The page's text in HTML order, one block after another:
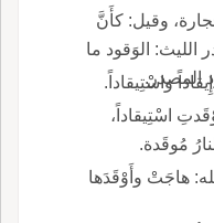
وقيل: كأَنَّ
الوَقُودَ اسم وُضِعَ موضِعَ المصدر الليث: الوَقود ما
المصدر.
اسْتِيقاداً،
مُوقَدة.
هاجَتْ وأَوْقَدَها